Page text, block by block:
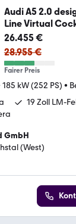
Audi A5 2.0
Line Virtual
26.455 €
28.955 €
Fairer Preis
185 kW (252 PS) •
19 Zoll LM-
GmbH
(West)